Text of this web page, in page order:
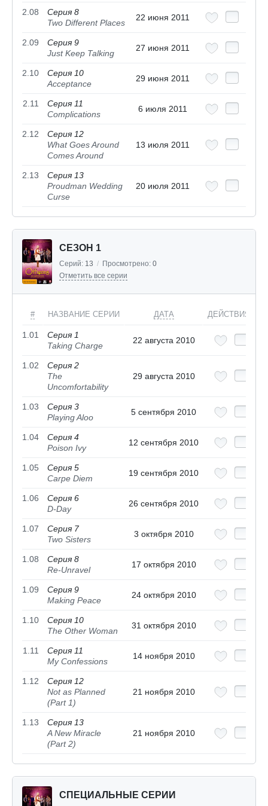
2.08
Серия 8
Two Different Places
22 июня 2011
2.09
Серия 9
Just Keep Talking
27 июня 2011
2.10
Серия 10
Acceptance
29 июня 2011
2.11
Серия 11
Complications
6 июля 2011
2.12
Серия 12
What Goes Around
Comes Around
13 июля 2011
2.13
Серия 13
Proudman Wedding
Curse
20 июля 2011
СЕЗОН 1
Серий: 13 / Просмотрено: 0
Отметить все серии
# НАЗВАНИЕ СЕРИИ ДАТА ДЕЙСТВИЯ
1.01
Серия 1
Taking Charge
22 августа 2010
1.02
Серия 2
The
Uncomfortability
29 августа 2010
1.03
Серия 3
Playing Aloo
5 сентября 2010
1.04
Серия 4
Poison Ivy
12 сентября 2010
1.05
Серия 5
Carpe Diem
19 сентября 2010
1.06
Серия 6
D-Day
26 сентября 2010
1.07
Серия 7
Two Sisters
3 октября 2010
1.08
Серия 8
Re-Unravel
17 октября 2010
1.09
Серия 9
Making Peace
24 октября 2010
1.10
Серия 10
The Other Woman
31 октября 2010
1.11
Серия 11
My Confessions
14 ноября 2010
1.12
Серия 12
Not as Planned
(Part 1)
21 ноября 2010
1.13
Серия 13
A New Miracle
(Part 2)
21 ноября 2010
СПЕЦИАЛЬНЫЕ СЕРИИ